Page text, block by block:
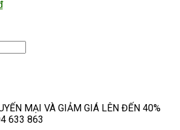
MẠI VÀ GIẢM GIÁ LÊN ĐẾN 40%
633 863